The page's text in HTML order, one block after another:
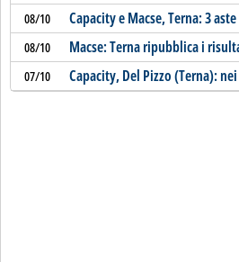
08/10 Capacity e Macse, Terna: 3
08/10 Macse: Terna ripubblica i
07/10 Capacity, Del Pizzo (Terna):